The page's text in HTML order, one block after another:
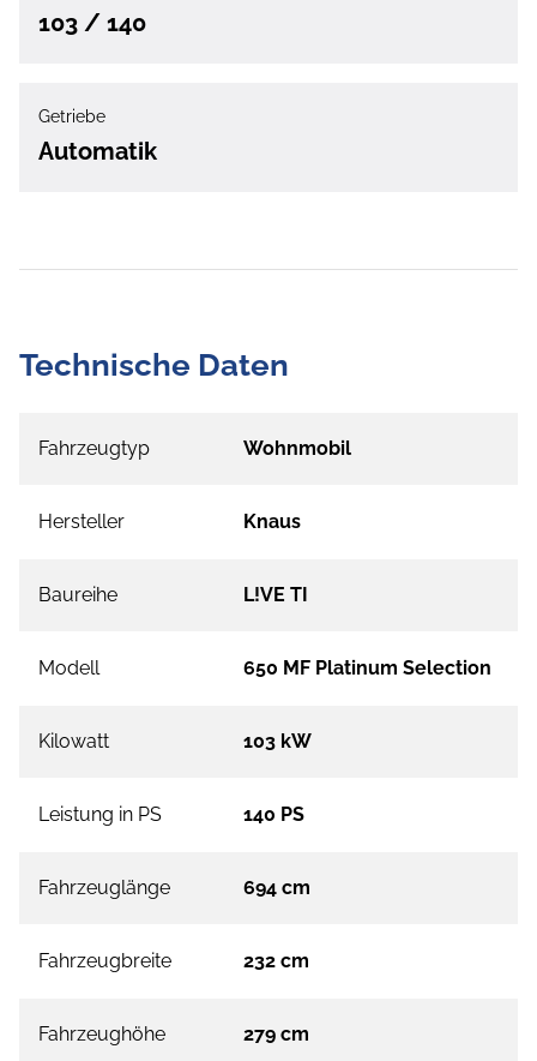
103 / 140
Getriebe
Automatik
Technische Daten
Fahrzeugtyp Wohnmobil
Hersteller Knaus
Baureihe L!VE TI
Modell 650 MF Platinum Selection
Kilowatt 103 kW
Leistung in PS 140 PS
Fahrzeuglänge 694 cm
Fahrzeugbreite 232 cm
Fahrzeughöhe 279 cm